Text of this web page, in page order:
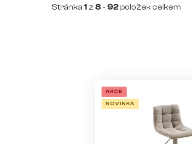
Stránka 1 z 8 - 92položek celkem
AKCE
NOVINKA